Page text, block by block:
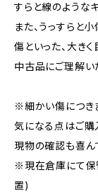
すらと線のような
また、うっすらと
傷といった、大き
中古品にご理解い
※細かい傷につき
気になる点はご購
現物の確認も喜ん
※現在倉庫にて保
置)